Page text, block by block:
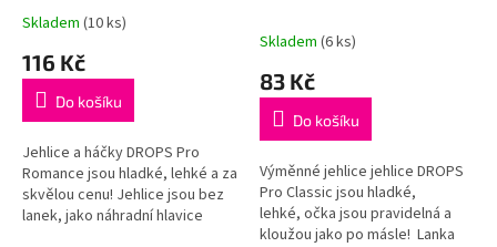
Romance (Birch)
Průměrné
produktu
5,0
5
hvězdiček.
Skladem (10 ks)
116 Kč
Do košíku
Jehlice a háčky DROPS Pro
Romance jsou hladké, lehké a za
skvělou cenu! Jehlice jsou bez
lanek, jako náhradní hlavice
Skladem (6 ks)
83 Kč
Do košíku
Výměnné jehlice jehlice DROPS
Pro Classic jsou hladké,
lehké, očka jsou pravidelná a
kloužou jako po másle! Lanka